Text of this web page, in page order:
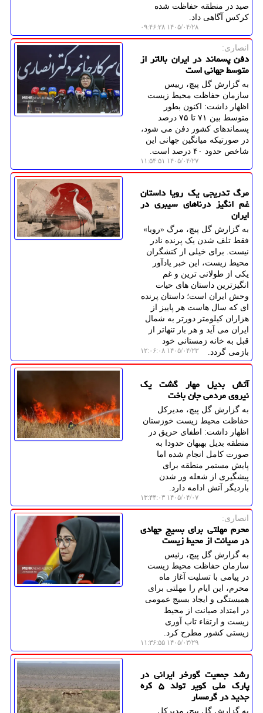
صید در منطقه حفاظت شده
کرکس آگاهی داد.
۱۴۰۵/۰۴/۲۸ ۰۹:۴۶:۲۸
انصاری:
دفن پسماند در ایران بالاتر از
متوسط جهانی است
به گزارش گل پیچ، رییس
سازمان حفاظت محیط زیست
اظهار داشت: اکنون بطور
متوسط بین ۷۱ تا ۷۵ درصد
پسماندهای کشور دفن می شود،
در صورتیکه میانگین جهانی این
شاخص حدود ۴۰ درصد است.
۱۴۰۵/۰۴/۲۷ ۱۱:۵۴:۵۱
مرگ تدریجی یک رویا داستان
غم انگیز درناهای سیبری در
ایران
به گزارش گل پیچ، مرگ «رویا»
فقط تلف شدن یک پرنده نادر
نیست. برای خیلی از کنشگران
محیط زیست، این خبر یادآور
یکی از طولانی ترین و غم
انگیزترین داستان های حیات
وحش ایران است؛ داستان پرنده
ای که سال هاست هر پاییز از
هزاران کیلومتر دورتر به شمال
ایران می آید و هر بار تنهاتر از
قبل به خانه زمستانی خود
بازمی گردد.
۱۴۰۵/۰۴/۲۳ ۱۲:۰۶:۰۸
آتش بدیل مهار گشت یک
نیروی مردمی جان باخت
به گزارش گل پیچ، مدیرکل
حفاظت محیط زیست خوزستان
اظهار داشت: اطفای حریق در
منطقه بدیل بهبهان حدودا به
صورت کامل انجام شده اما
پایش مستمر منطقه برای
پیشگیری از شعله ور شدن
باردیگر آتش ادامه دارد.
۱۴۰۵/۰۴/۰۷ ۱۳:۴۴:۰۳
انصاری:
محرم مهلتی برای بسیج جهادی
در صیانت از محیط زیست
به گزارش گل پیچ، رئیس
سازمان حفاظت محیط زیست
در پیامی با تسلیت آغاز ماه
محرم، این ایام را مهلتی برای
همبستگی و ایجاد بسیج عمومی
در امتداد صیانت از محیط
زیست و ارتقاء تاب آوری
زیستی کشور مطرح کرد.
۱۴۰۵/۰۳/۲۹ ۱۱:۳۶:۵۵
رشد جمعیت گورخر ایرانی در
پارک ملی کویر تولد ۵ کره
جدید در گرمسار
به گزارش گل پیچ، مدیرکل